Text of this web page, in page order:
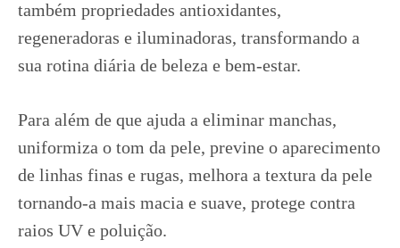
também propriedades antioxidantes,
regeneradoras e iluminadoras, transformando a
sua rotina diária de beleza e bem-estar.
Para além de que ajuda a eliminar manchas,
uniformiza o tom da pele, previne o aparecimento
de linhas finas e rugas, melhora a textura da pele
tornando-a mais macia e suave, protege contra
raios UV e poluição.